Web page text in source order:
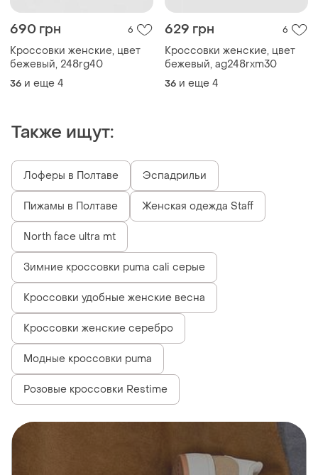
690 грн 6
Кроссовки женские, цвет
бежевый, 248rg40
36 и еще 4
629 грн 6
Кроссовки женские, цвет
бежевый, ag248rxm30
36 и еще 4
Также ищут:
Лоферы в Полтаве Эспадрильи
Пижамы в Полтаве Женская одежда Staff
North face ultra mt
Зимние кроссовки puma cali серые
Кроссовки удобные женские весна
Кроссовки женские серебро
Модные кроссовки puma
Розовые кроссовки Restime